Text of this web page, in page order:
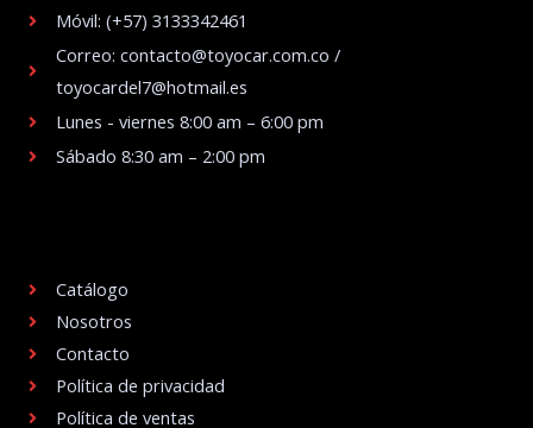
Móvil: (+57) 3133342461
Correo: contacto@toyocar.com.co /
toyocardel7@hotmail.es
Lunes - viernes 8:00 am – 6:00 pm
Sábado 8:30 am – 2:00 pm
Catálogo
Nosotros
Contacto
Política de privacidad
Política de ventas